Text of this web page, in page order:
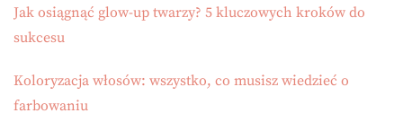
Jak osiągnąć glow-up twarzy? 5 kluczowych kroków do
sukcesu
Koloryzacja włosów: wszystko, co musisz wiedzieć o
farbowaniu